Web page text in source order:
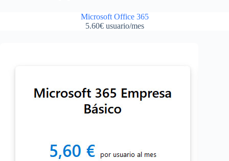
Microsoft Office 365
5.60€ usuario/mes